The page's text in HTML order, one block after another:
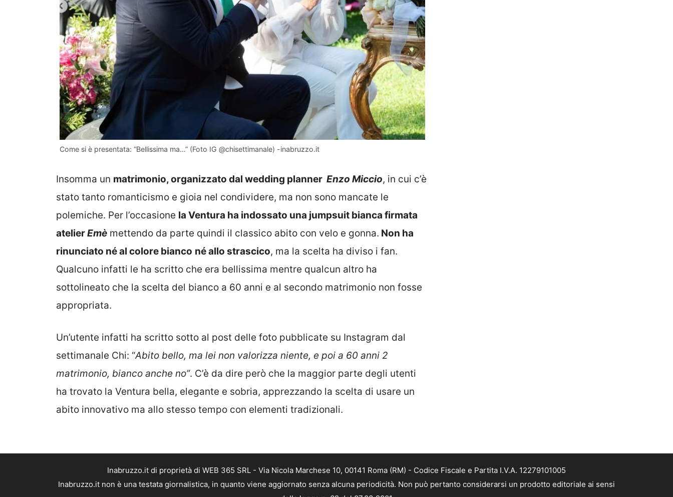
Come si è presentata: “Bellissima ma…” (Foto IG @chisettimanale) -inabruzzo.it
Insomma un matrimonio, organizzato dal wedding planner Enzo Miccio, in cui c’è
stato tanto romanticismo e gioia nel condividere, ma non sono mancate le
polemiche. Per l’occasione la Ventura ha indossato una jumpsuit bianca firmata
atelierEmè mettendo da parte quindi il classico abito con velo e gonna. Non ha
rinunciato né al colore bianco né allo strascico, ma la scelta ha diviso i fan.
Qualcuno infatti le ha scritto che era bellissima mentre qualcun altro ha
sottolineato che la scelta del bianco a 60 anni e al secondo matrimonio non fosse
appropriata.
Un’utente infatti ha scritto sotto al post delle foto pubblicate su Instagram dal
settimanale Chi: “Abito bello, ma lei non valorizza niente, e poi a 60 anni 2
matrimonio, bianco anche no”. C’è da dire però che la maggior parte degli utenti
ha trovato la Ventura bella, elegante e sobria, apprezzando la scelta di usare un
abito innovativo ma allo stesso tempo con elementi tradizionali.
Inabruzzo.it di proprietà di WEB 365 SRL - Via Nicola Marchese 10, 00141 Roma (RM) - Codice Fiscale e Partita I.V.A. 12279101005
Inabruzzo.it non è una testata giornalistica, in quanto viene aggiornato senza alcuna periodicità. Non può pertanto considerarsi un prodotto editoriale ai sensi